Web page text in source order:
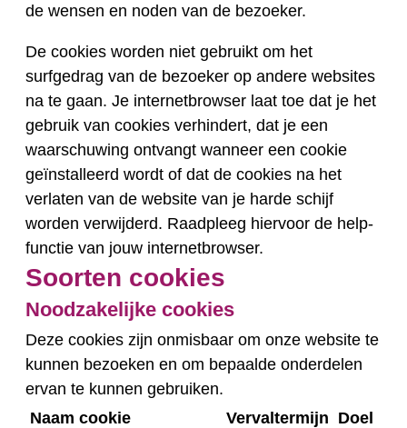
de wensen en noden van de bezoeker.
De cookies worden niet gebruikt om het
surfgedrag van de bezoeker op andere websites
na te gaan. Je internetbrowser laat toe dat je het
gebruik van cookies verhindert, dat je een
waarschuwing ontvangt wanneer een cookie
geïnstalleerd wordt of dat de cookies na het
verlaten van de website van je harde schijf
worden verwijderd. Raadpleeg hiervoor de help-
functie van jouw internetbrowser.
Soorten cookies
Noodzakelijke cookies
Deze cookies zijn onmisbaar om onze website te
kunnen bezoeken en om bepaalde onderdelen
ervan te kunnen gebruiken.
Naam cookie
Vervaltermijn Doel